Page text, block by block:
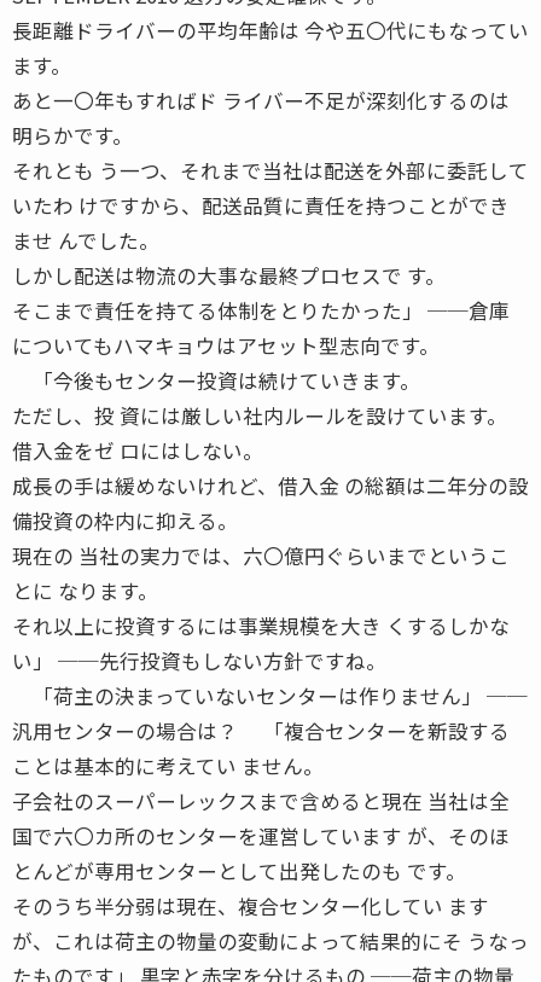
長距離ドライバーの平均年齢は 今や五〇代にもなってい
ます。
あと一〇年もすればド ライバー不足が深刻化するのは
明らかです。
それとも う一つ、それまで当社は配送を外部に委託して
いたわ けですから、配送品質に責任を持つことができ
ませ んでした。
しかし配送は物流の大事な最終プロセスで す。
そこまで責任を持てる体制をとりたかった」 ──倉庫
についてもハマキョウはアセット型志向です。
「今後もセンター投資は続けていきます。
ただし、投 資には厳しい社内ルールを設けています。
借入金をゼ ロにはしない。
成長の手は緩めないけれど、借入金 の総額は二年分の設
備投資の枠内に抑える。
現在の 当社の実力では、六〇億円ぐらいまでというこ
とに なります。
それ以上に投資するには事業規模を大き くするしかな
い」 ──先行投資もしない方針ですね。
「荷主の決まっていないセンターは作りません」 ──
汎用センターの場合は？ 「複合センターを新設する
ことは基本的に考えてい ません。
子会社のスーパーレックスまで含めると現在 当社は全
国で六〇カ所のセンターを運営しています が、そのほ
とんどが専用センターとして出発したのも です。
そのうち半分弱は現在、複合センター化してい ます
が、これは荷主の物量の変動によって結果的にそ うなっ
たものです」 黒字と赤字を分けるもの ──荷主の物量